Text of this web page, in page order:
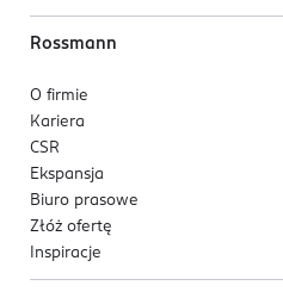
Rossmann
O firmie
Kariera
CSR
Ekspansja
Biuro prasowe
Złóż ofertę
Inspiracje